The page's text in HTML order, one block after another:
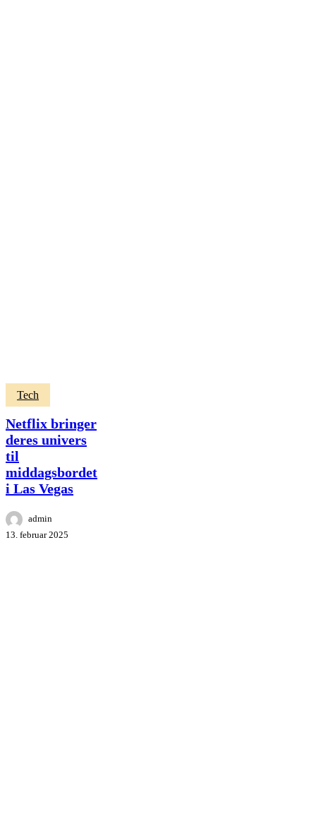
Netflix
bringer
deres
univers
til
middagsbordet
i
Las
Vegas
Tech
Netflix bringer
deres univers
til
middagsbordet
i Las Vegas
admin
13. februar 2025